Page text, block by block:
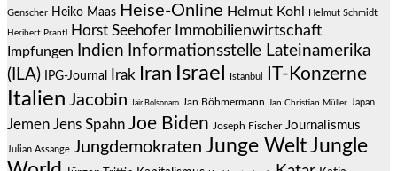
Genscher Heiko Maas Heise-Online Helmut Kohl Helmut Schmidt
Heribert Prantl Horst Seehofer Immobilienwirtschaft
Impfungen Indien Informationsstelle Lateinamerika
(ILA)
IPG-Journal Irak Iran Israel Istanbul IT-Konzerne
Italien Jacobin Jair Bolsonaro Jan Böhmermann Jan Christian Müller Japan
Jemen Jens Spahn Joe Biden Joseph Fischer Journalismus
Julian Assange Jungdemokraten Junge WeltJungle